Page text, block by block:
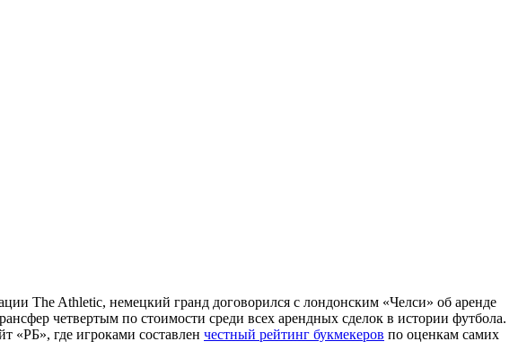
The Athletic, немецкий гранд договорился с лондонским «Челси» об аренде
четвертым по стоимости среди всех арендных сделок в истории футбола.
«РБ», где игроками составлен честный рейтинг букмекеров по оценкам самих